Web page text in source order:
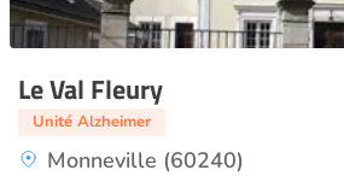
Le Val Fleury
Unité Alzheimer
Monneville (60240)